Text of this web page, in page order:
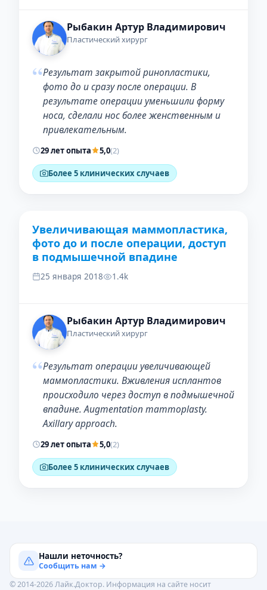
Рыбакин Артур Владимирович
Пластический хирург
“Результат закрытой ринопластики,
фото до и сразу после операции. В
результате операции уменьшили форму
носа, сделали нос более женственным и
привлекательным.
29 лет опыта 5,0(2)
Более 5 клинических случаев
ДО ПОСЛЕ
Увеличивающая маммопластика,
фото до и после операции, доступ
в подмышечной впадине
25 января 2018 1.4k
Рыбакин Артур Владимирович
Пластический хирург
“Результат операции увеличивающей
маммопластики. Вживления исплантов
происходило через доступ в подмышечной
впадине. Augmentation mammoplasty.
Axillary approach.
29 лет опыта 5,0(2)
Более 5 клинических случаев
Нашли неточность?
Сообщить нам →
© 2014-2026 Лайк.Доктор. Информация на сайте носит